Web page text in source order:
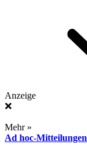
Anzeige
❌
Mehr »
Ad hoc-Mitteilungen